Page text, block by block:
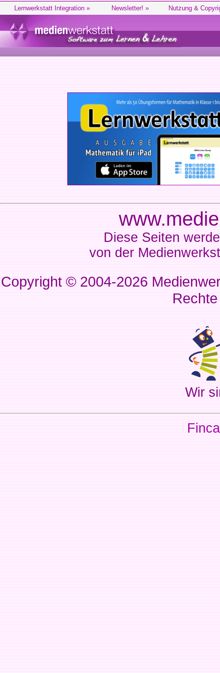
Lernwerkstatt Integration » Newsletter! » Nutzung &
Diese Seiten
von der
Copyright © 2004-2026
Wir